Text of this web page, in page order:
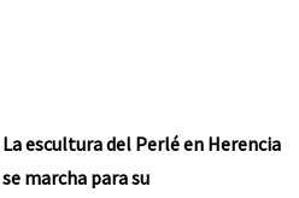
La escultura del Perlé en Herencia
se marcha para su